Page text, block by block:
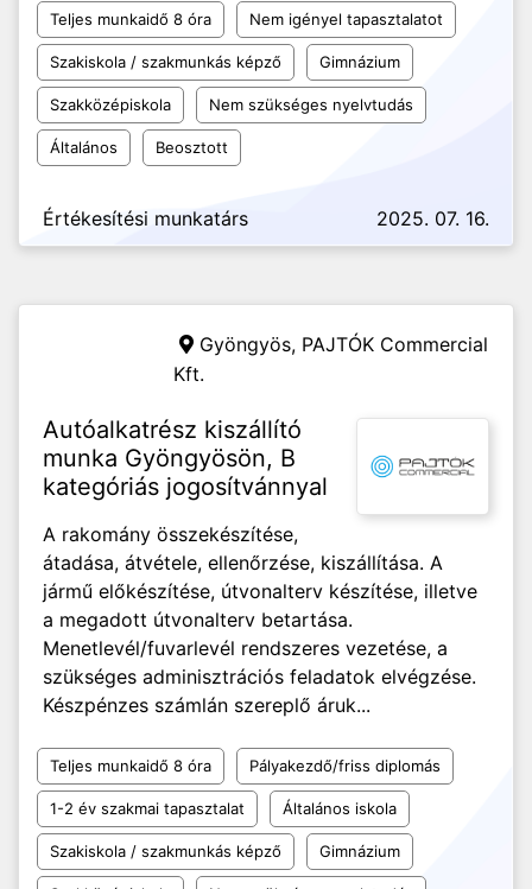
Teljes munkaidő 8 óra Nem igényel tapasztalatot
Szakiskola / szakmunkás képző Gimnázium
Szakközépiskola Nem szükséges nyelvtudás
Általános Beosztott
Értékesítési munkatárs 2025. 07. 16.
Gyöngyös, PAJTÓK Commercial
Kft.
Autóalkatrész kiszállító
munka Gyöngyösön, B
kategóriás jogosítvánnyal
A rakomány összekészítése,
átadása, átvétele, ellenőrzése, kiszállítása. A
jármű előkészítése, útvonalterv készítése, illetve
a megadott útvonalterv betartása.
Menetlevél/fuvarlevél rendszeres vezetése, a
szükséges adminisztrációs feladatok elvégzése.
Készpénzes számlán szereplő áruk...
Teljes munkaidő 8 óra Pályakezdő/friss diplomás
1-2 év szakmai tapasztalat Általános iskola
Szakiskola / szakmunkás képző Gimnázium